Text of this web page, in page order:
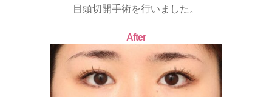
目頭切開手術を行いました。
After